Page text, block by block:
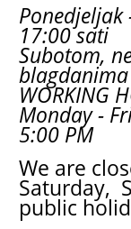
Ponedjeljak
17:00 sati
Subotom,
WORKING
Monday -
5:00 PM
We are
Saturday,
public